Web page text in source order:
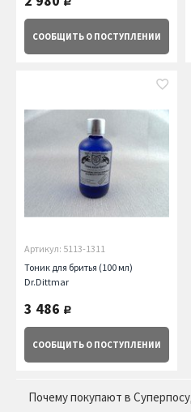
СООБЩИТЬ О ПОСТУПЛЕНИИ
Артикул: 5113-1311
Тоник для бритья (100 мл)
Dr.Dittmar
3 486 руб.
СООБЩИТЬ О ПОСТУПЛЕНИИ
Почему покупают в